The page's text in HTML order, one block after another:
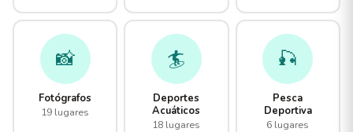
📸
Fotógrafos
19 lugares
🏄
Deportes
Acuáticos
18 lugares
🎣
Pesca
Deportiva
6 lugares